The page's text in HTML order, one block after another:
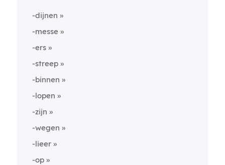
-dijnen
-messe
-ers
-streep
-binnen
-lopen
-zijn
-wegen
-lieer
-op